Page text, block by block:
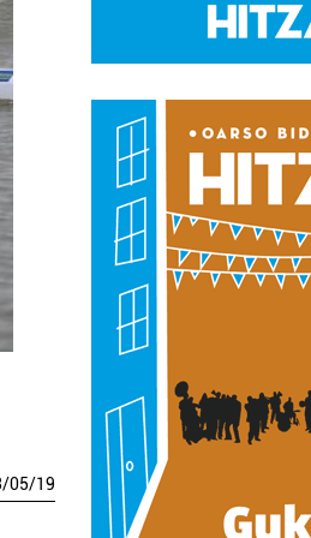
/05/19